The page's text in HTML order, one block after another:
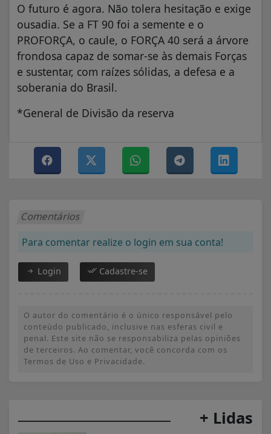
O futuro é agora. Não tolera hesitação e exige
ousadia. Se a FT 90 foi a semente e o
PROFORÇA, o caule, o FORÇA 40 será a árvore
frondosa capaz de somar-se às demais Forças
e sustentar, com raízes sólidas, a defesa e a
soberania do Brasil.
*General de Divisão da reserva
Comentários
Para comentar realize o login em sua conta!
Login Cadastre-se
O autor do comentário é o único responsável pelo
conteúdo publicado, inclusive nas esferas civil e
penal. Este site não se responsabiliza pelas opiniões
de terceiros. Ao comentar, você concorda com os
Termos de Uso e Privacidade.
+ Lidas